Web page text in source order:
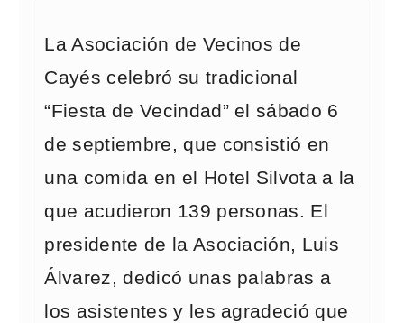
La Asociación de Vecinos de
Cayés celebró su tradicional
“Fiesta de Vecindad” el sábado 6
de septiembre, que consistió en
una comida en el Hotel Silvota a la
que acudieron 139 personas. El
presidente de la Asociación, Luis
Álvarez, dedicó unas palabras a
los asistentes y les agradeció que